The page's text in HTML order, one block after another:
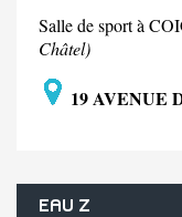
Salle de sport à
Châtel)
19 AVENUE
EAU Z